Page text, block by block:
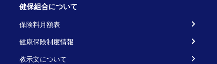
健保組合について
保険料月額表
健康保険制度情報
教示文について